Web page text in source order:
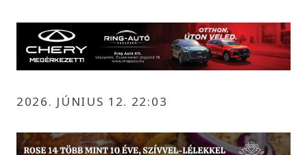
2026. JÚNIUS 12. 22:03